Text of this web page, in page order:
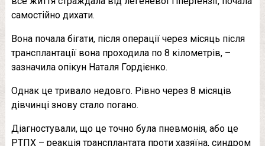
самостійно дихати.
Вона почала бігати, після операції через місяць після
трансплантації вона проходила по 8 кілометрів, –
зазначила опікун Наталя Гордієнко.
Однак це тривало недовго. Рівно через 8 місяців
дівчинці знову стало погано.
Діагностували, що це точно була пневмонія, або це
РТПХ – реакція трансплантата проти хазяїна, синдром